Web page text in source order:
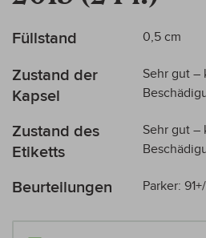
Mehr
Füllstand 0,5 cm
Zustand der
Kapsel
Sehr gut –
Zustand des
Etiketts
Sehr gut –
Beurteilungen Parker: